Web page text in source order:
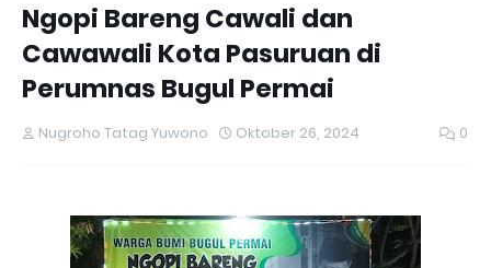
Ngopi Bareng Cawali dan
Cawawali Kota Pasuruan di
Perumnas Bugul Permai
Nugroho Tatag Yuwono Oktober 26, 2024 0